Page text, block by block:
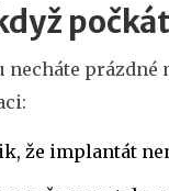
prázdné
že implantát